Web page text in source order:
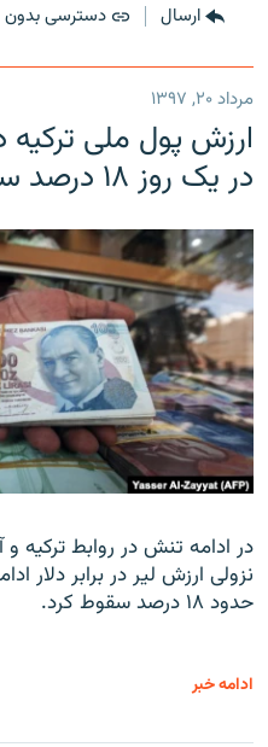
ارسال دسترسی بدون
مرداد ۲۰, ۱۳۹۷
ارزش پول ملی ترکیه
در یک روز ۱۸ درصد سقوط کرد
در ادامه تنش در روابط ترکیه و
نزولی ارزش لیر در برابر دلار
حدود ۱۸ درصد سقوط کرد.
ادامه خبر